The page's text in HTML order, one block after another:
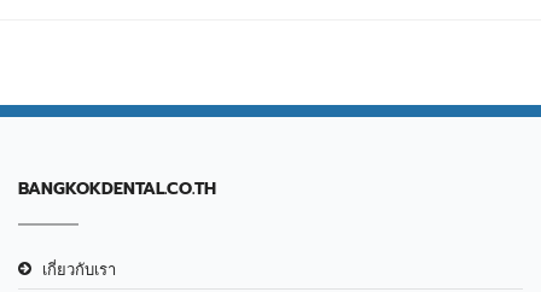
BANGKOKDENTAL.CO.TH
เกี่ยวกับเรา